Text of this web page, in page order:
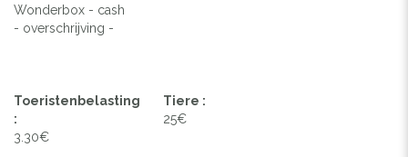
Wonderbox - cash
- overschrijving -
Toeristenbelasting
:
3.30€
Tiere :
25€